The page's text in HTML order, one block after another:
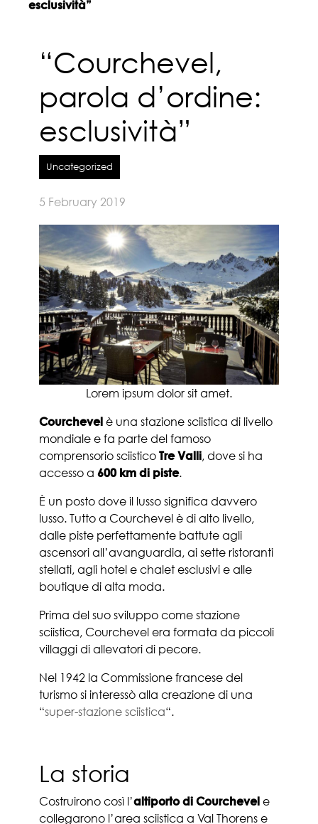
esclusività”
“Courchevel,
parola d’ordine:
esclusività”
Uncategorized
5 February 2019
Lorem ipsum dolor sit amet.
Courchevel è una stazione sciistica di livello
mondiale e fa parte del famoso
comprensorio sciistico Tre Valli, dove si ha
accesso a 600 km di piste.
È un posto dove il lusso significa davvero
lusso. Tutto a Courchevel è di alto livello,
dalle piste perfettamente battute agli
ascensori all’avanguardia, ai sette ristoranti
stellati, agli hotel e chalet esclusivi e alle
boutique di alta moda.
Prima del suo sviluppo come stazione
sciistica, Courchevel era formata da piccoli
villaggi di allevatori di pecore.
Nel 1942 la Commissione francese del
turismo si interessò alla creazione di una
“super-stazione sciistica“.
La storia
Costruirono così l’altiporto di Courchevel e
collegarono l’area sciistica a Val Thorens e